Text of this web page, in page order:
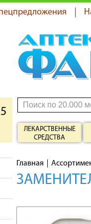
ЛЕКАРСТВЕННЫЕ
СРЕДСТВА
Главная